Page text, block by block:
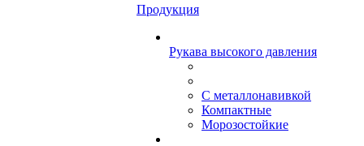
Продукция
Рукава высокого давления
С металлонавивкой
Компактные
Морозостойкие